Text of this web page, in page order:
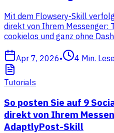
Mit dem Flowsery-Skill
direkt von Ihrem Messenger:
cookielos und ganz ohne
Apr 7, 2026• 4 Min.
Tutorials
So posten Sie auf 9
direkt von Ihrem
AdaptlyPost-Skill